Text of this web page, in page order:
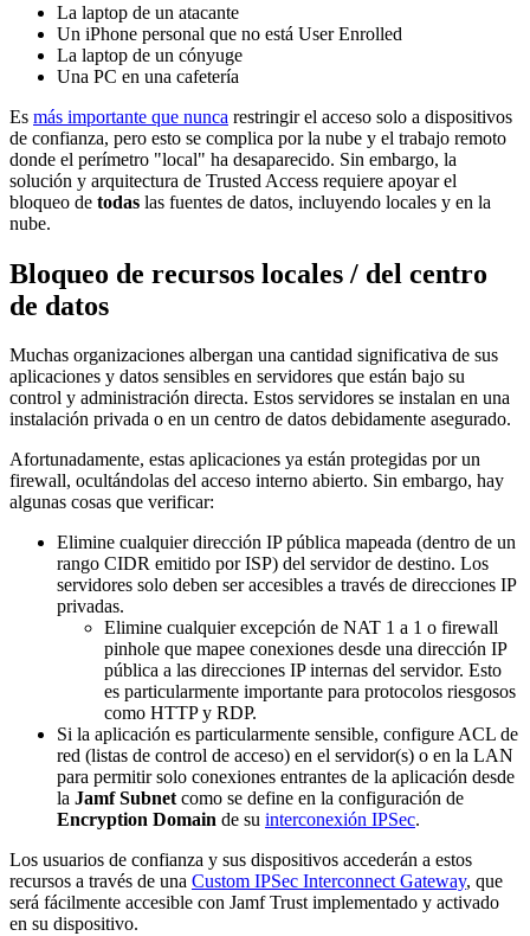
La laptop de un atacante
Un iPhone personal que no está User Enrolled
La laptop de un cónyuge
Una PC en una cafetería
Es más importante que nunca restringir el acceso solo a dispositivos
de confianza, pero esto se complica por la nube y el trabajo remoto
donde el perímetro "local" ha desaparecido. Sin embargo, la
solución y arquitectura de Trusted Access requiere apoyar el
bloqueo de todas las fuentes de datos, incluyendo locales y en la
nube.
Bloqueo de recursos locales / del centro
de datos
Muchas organizaciones albergan una cantidad significativa de sus
aplicaciones y datos sensibles en servidores que están bajo su
control y administración directa. Estos servidores se instalan en una
instalación privada o en un centro de datos debidamente asegurado.
Afortunadamente, estas aplicaciones ya están protegidas por un
firewall, ocultándolas del acceso interno abierto. Sin embargo, hay
algunas cosas que verificar:
Elimine cualquier dirección IP pública mapeada (dentro de un
rango CIDR emitido por ISP) del servidor de destino. Los
servidores solo deben ser accesibles a través de direcciones IP
privadas.
Elimine cualquier excepción de NAT 1 a 1 o firewall
pinhole que mapee conexiones desde una dirección IP
pública a las direcciones IP internas del servidor. Esto
es particularmente importante para protocolos riesgosos
como HTTP y RDP.
Si la aplicación es particularmente sensible, configure ACL de
red (listas de control de acceso) en el servidor(s) o en la LAN
para permitir solo conexiones entrantes de la aplicación desde
la Jamf Subnetcomo se define en la configuración de
Encryption Domain de su interconexión IPSec.
Los usuarios de confianza y sus dispositivos accederán a estos
recursos a través de una Custom IPSec Interconnect Gateway, que
será fácilmente accesible con Jamf Trust implementado y activado
en su dispositivo.